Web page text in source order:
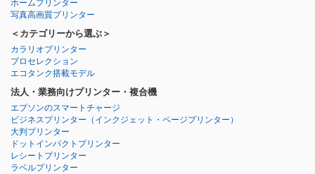
ホームプリンター
写真高画質プリンター
＜カテゴリーから選ぶ＞
カラリオプリンター
プロセレクション
エコタンク搭載モデル
法人・業務向けプリンター・複合機
エプソンのスマートチャージ
ビジネスプリンター （インクジェット・ページプリンター）
大判プリンター
ドットインパクトプリンター
レシートプリンター
ラベルプリンター